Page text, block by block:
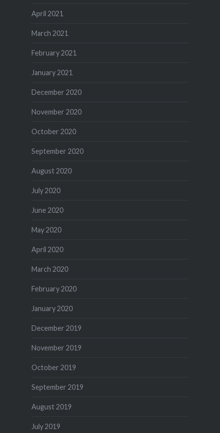
April 2021
March 2021
February 2021
January 2021
December 2020
November 2020
October 2020
September 2020
August 2020
July 2020
June 2020
May 2020
April 2020
March 2020
February 2020
January 2020
December 2019
November 2019
October 2019
September 2019
August 2019
July 2019